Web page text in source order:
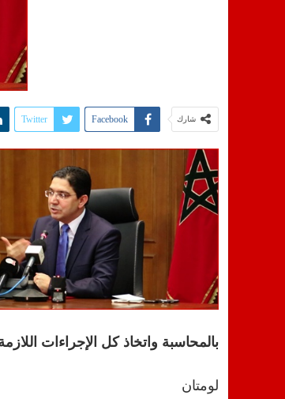
شارك Facebook
Twitter
بالمحاسبة واتخاذ كل الإجراءات
لومتان